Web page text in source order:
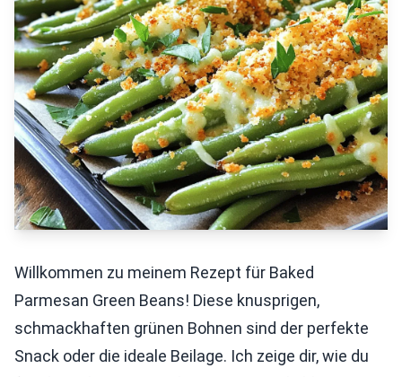
Willkommen zu meinem Rezept für Baked
Parmesan Green Beans! Diese knusprigen,
schmackhaften grünen Bohnen sind der perfekte
Snack oder die ideale Beilage. Ich zeige dir, wie du